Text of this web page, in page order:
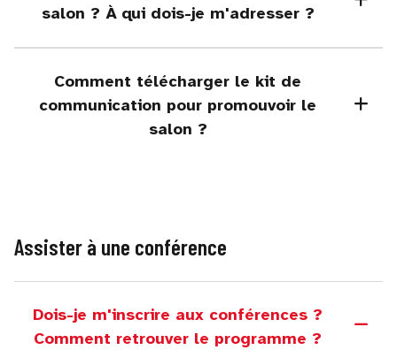
salon ? À qui dois-je m'adresser ?
Comment télécharger le kit de
communication pour promouvoir le
salon ?
Assister à une conférence
Dois-je m'inscrire aux conférences ?
Comment retrouver le programme ?